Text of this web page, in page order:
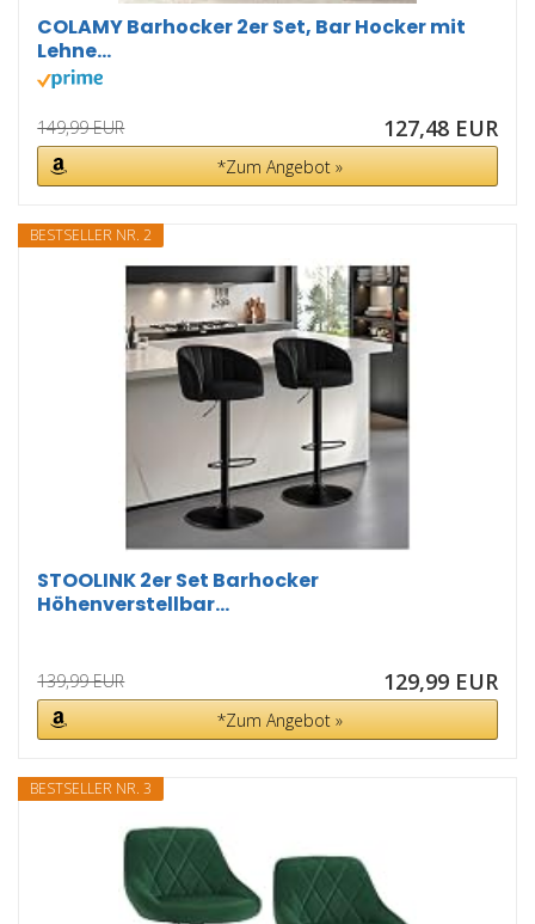
COLAMY Barhocker 2er Set, Bar Hocker mit
Lehne...
149,99 EUR 127,48 EUR
*Zum Angebot »
BESTSELLER NR. 2
STOOLINK 2er Set Barhocker
Höhenverstellbar...
139,99 EUR 129,99 EUR
*Zum Angebot »
BESTSELLER NR. 3